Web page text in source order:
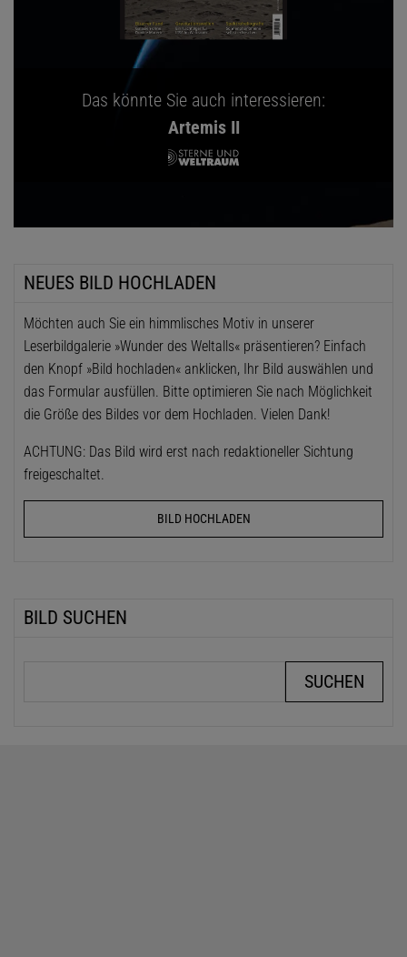
Das könnte Sie auch interessieren:
Artemis II
NEUES BILD HOCHLADEN
Möchten auch Sie ein himmlisches Motiv in unserer
Leserbildgalerie »Wunder des Weltalls« präsentieren? Einfach
den Knopf »Bild hochladen« anklicken, Ihr Bild auswählen und
das Formular ausfüllen. Bitte optimieren Sie nach Möglichkeit
die Größe des Bildes vor dem Hochladen. Vielen Dank!
ACHTUNG: Das Bild wird erst nach redaktioneller Sichtung
freigeschaltet.
BILD HOCHLADEN
BILD SUCHEN